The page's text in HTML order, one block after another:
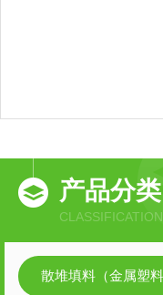
产品分类
CLASSIFICATION